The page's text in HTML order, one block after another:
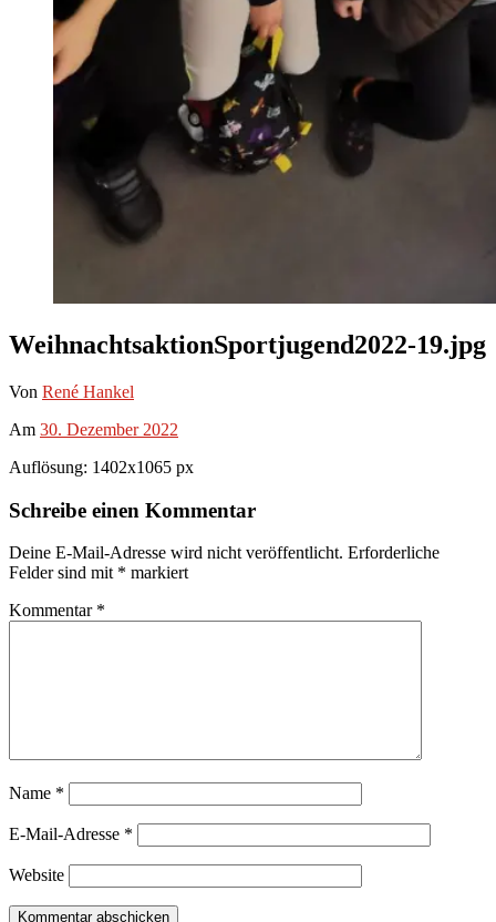
WeihnachtsaktionSportjugend2022-19.jpg
Von René Hankel
Am 30. Dezember 2022
Auflösung: 1402x1065 px
Schreibe einen Kommentar
Deine E-Mail-Adresse wird nicht veröffentlicht. Erforderliche
Felder sind mit * markiert
Kommentar *
Name *
E-Mail-Adresse *
Website